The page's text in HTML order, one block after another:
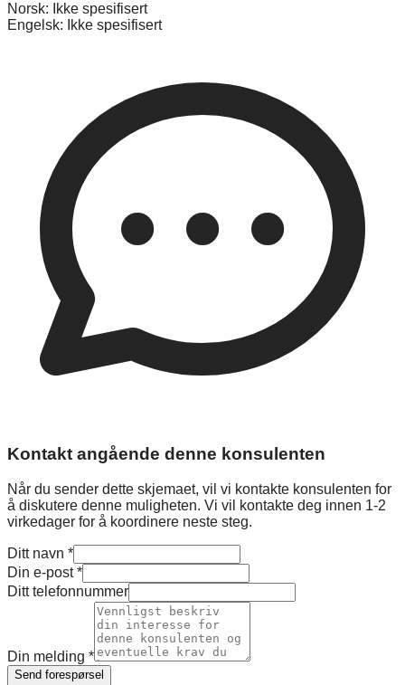
Norsk:
Ikke spesifisert
Engelsk:
Ikke spesifisert
Kontakt angående denne konsulenten
Når du sender dette skjemaet, vil vi kontakte konsulenten for
å diskutere denne muligheten. Vi vil kontakte deg innen 1-2
virkedager for å koordinere neste steg.
Ditt navn *
Din e-post*
Ditt telefonnummer
Din melding *
Send forespørsel